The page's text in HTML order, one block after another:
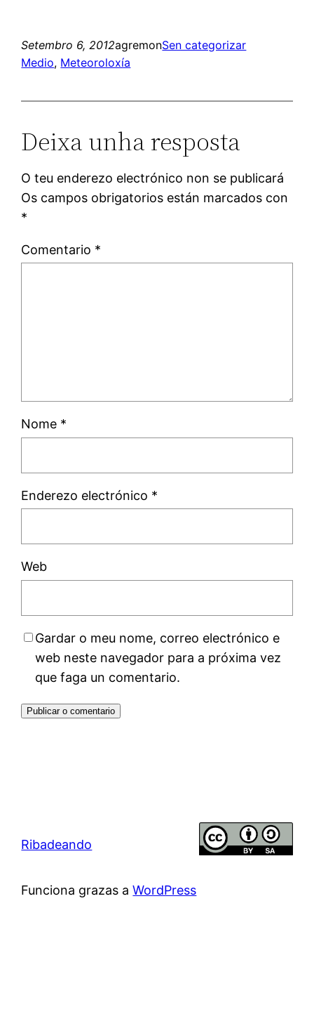
Setembro 6, 2012agremonSen categorizar
Medio, Meteoroloxía
Deixa unha resposta
O teu enderezo electrónico non se publicará
Os campos obrigatorios están marcados con
*
Comentario *
Nome *
Enderezo electrónico *
Web
Gardar o meu nome, correo electrónico e
web neste navegador para a próxima vez
que faga un comentario.
Ribadeando
Funciona grazas aWordPress